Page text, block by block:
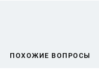
ПОХОЖИЕ ВОПРОСЫ